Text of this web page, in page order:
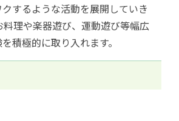
するような活動を展開していき
料理や楽器遊び、運動遊び等幅広
積極的に取り入れます。